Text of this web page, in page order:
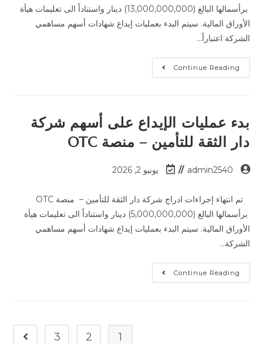
برأسمالها البالغ (13,000,000,000) دينار واستناداً الى تعليمات هيأة
الأوراق المالية. سيتم البدء بعمليات إيداع شهادات أسهم مساهمي
الشركة اعتباراً…
Continue Reading
بدء عمليات الإيداع على أسهم شركة
دار الثقة للتأمين – منصة OTC
admin2540 يونيو 2, 2026
تم انتهاء إجراءات ادراج شركة دار الثقة للتأمين – منصة OTC
برأسمالها البالغ (5,000,000,000) دينار واستناداً الى تعليمات هيأة
الأوراق المالية. سيتم البدء بعمليات إيداع شهادات أسهم مساهمي
الشركة…
Continue Reading
1
2
3